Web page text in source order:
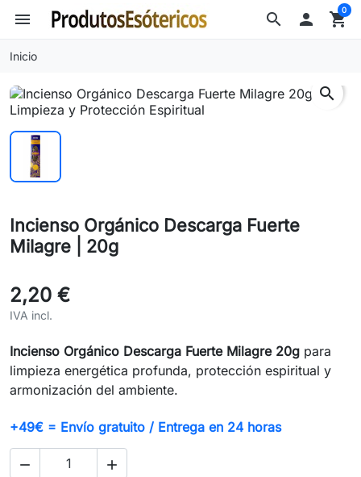
search
menu  shopping_cart
0
Inicio
search
Incienso Orgánico Descarga Fuerte
Milagre | 20g
2,20 €
IVA incl.
Incienso Orgánico Descarga Fuerte Milagre 20g para
limpieza energética profunda, protección espiritual y
armonización del ambiente.
+49€ = Envío gratuito / Entrega en 24 horas
 